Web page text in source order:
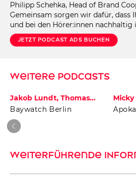
Philipp Schehka, Head of Brand
Gemeinsam sorgen wir dafür, dass
und bei den Hörer:innen
Jetzt Podcast Ads Buchen
Weitere Podcasts
Jakob Lundt, Thomas
Schmitt und Klaas Heufer-
Umlauf
Baywatch Berlin
Weiterführende